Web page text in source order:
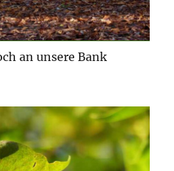
an unsere Bank